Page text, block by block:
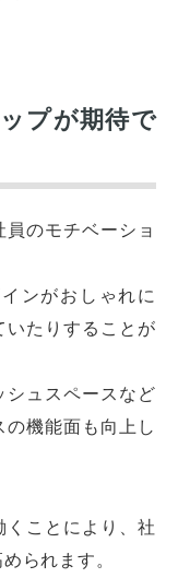
プが期待で
のモチベーショ
ンがおしゃれに
たりすることが
ュスペースなど
機能面も向上し
ことにより、社
られます。